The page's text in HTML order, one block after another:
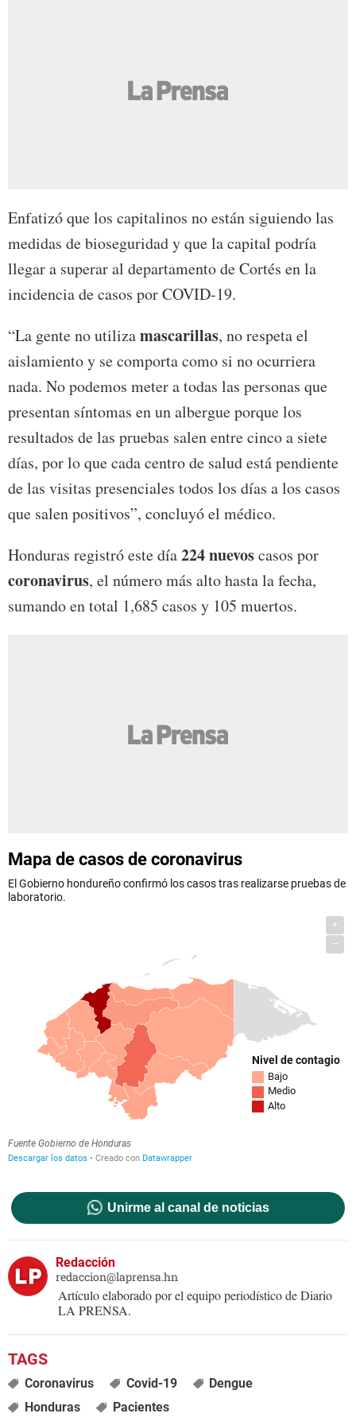
Enfatizó que los capitalinos no están siguiendo las
medidas de bioseguridad y que la capital podría
llegar a superar al departamento de Cortés en la
incidencia de casos por COVID-19.
“La gente no utilizamascarillas, no respeta el
aislamiento y se comporta como si no ocurriera
nada. No podemos meter a todas las personas que
presentan síntomas en un albergue porque los
resultados de las pruebas salen entre cinco a siete
días, por lo que cada centro de salud está pendiente
de las visitas presenciales todos los días a los casos
que salen positivos”, concluyó el médico.
Honduras registró este día224 nuevoscasos por
coronavirus, el número más alto hasta la fecha,
sumando en total 1,685 casos y 105 muertos.
Unirme al canal de noticias
Redacción
redaccion@laprensa.hn
Artículo elaborado por el equipo periodístico de Diario
LA PRENSA.
Coronavirus Covid-19
Dengue
Honduras
Pacientes